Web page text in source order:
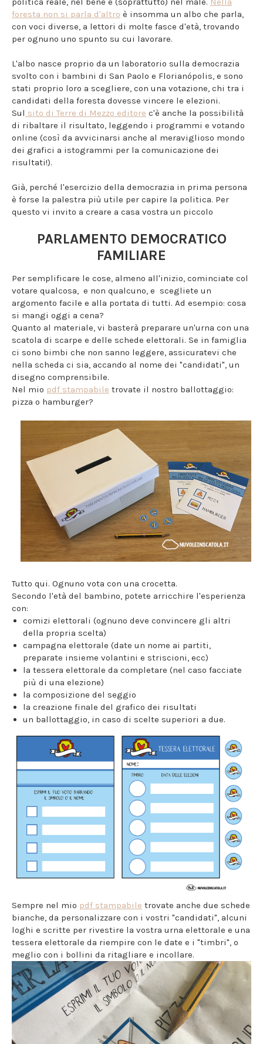
foresta non si parla d'altro è insomma un albo che parla,
con voci diverse, a lettori di molte fasce d'età, trovando
per ognuno uno spunto su cui lavorare.
L'albo nasce proprio da un laboratorio sulla democrazia
svolto con i bambini di San Paolo e Florianópolis, e sono
stati proprio loro a scegliere, con una votazione, chi tra i
candidati della foresta dovesse vincere le elezioni.
Sul sito di Terre di Mezzo editore c'è anche la possibilità
di ribaltare il risultato, leggendo i programmi e votando
online (così da avvicinarsi anche al meraviglioso mondo
dei grafici a istogrammi per la comunicazione dei
risultati!).
Già, perché l'esercizio della democrazia in prima persona
è forse la palestra più utile per capire la politica. Per
questo vi invito a creare a casa vostra un piccolo
PARLAMENTO DEMOCRATICO
FAMILIARE
Per semplificare le cose, almeno all'inizio, cominciate col
votare qualcosa, e non qualcuno, e scegliete un
argomento facile e alla portata di tutti. Ad esempio: cosa
si mangi oggi a cena?
Quanto al materiale, vi basterà preparare un'urna con una
scatola di scarpe e delle schede elettorali. Se in famiglia
ci sono bimbi che non sanno leggere, assicuratevi che
nella scheda ci sia, accando al nome dei "candidati", un
disegno comprensibile.
Nel mio pdf stampabile trovate il nostro ballottaggio:
pizza o hamburger?
Tutto qui. Ognuno vota con una crocetta.
Secondo l'età del bambino, potete arricchire l'esperienza
con:
comizi elettorali (ognuno deve convincere gli altri
della propria scelta)
campagna elettorale (date un nome ai partiti,
preparate insieme volantini e striscioni, ecc)
la tessera elettorale da completare (nel caso facciate
più di una elezione)
la composizione del seggio
la creazione finale del grafico dei risultati
un ballottaggio, in caso di scelte superiori a due.
Sempre nel mio pdf stampabile trovate anche due schede
bianche, da personalizzare con i vostri "candidati", alcuni
loghi e scritte per rivestire la vostra urna elettorale e una
tessera elettorale da riempire con le date e i "timbri", o
meglio con i bollini da ritagliare e incollare.